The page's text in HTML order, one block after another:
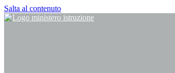
Salta al contenuto